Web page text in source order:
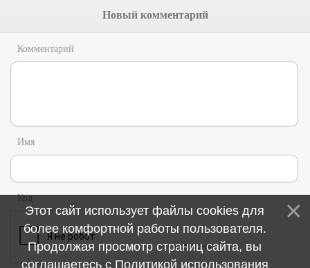
Новый комментарий
Комментарий
Имя
Код
Этот сайт использует файлы cookies для
более комфортной работы пользователя.
Продолжая просмотр страниц сайта, вы
соглашаетесь с Политикой использования